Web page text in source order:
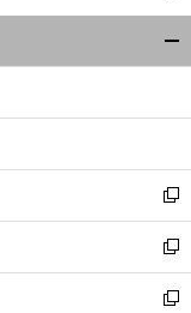
ウ
ィ
ン
ウ
開
く
新
し
い
ウ
ィ
新
し
い
新